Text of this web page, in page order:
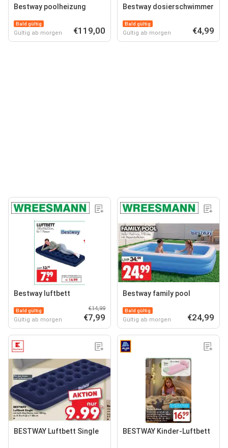
Bestway poolheizung
Bald gültig
Gültig ab morgen €119,00
Bestway dosierschwimmer
Bald gültig
Gültig ab morgen €4,99
Bestway luftbett
Bald gültig
Gültig ab morgen
€14,99
€7,99
Bestway family pool
Bald gültig
Gültig ab morgen €24,99
BESTWAY Luftbett Single BESTWAY Kinder-Luftbett